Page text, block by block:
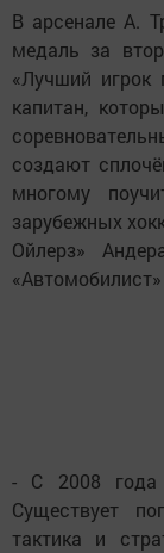
В арсенале А.
медаль за
«Лучший игрок
капитан,
создают
многому
зарубежных
Ойлерз»
- С 2008 года
Существует
тактика и